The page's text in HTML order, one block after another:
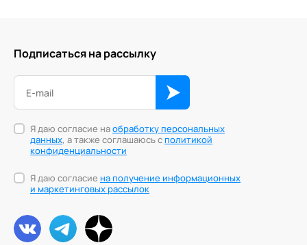
Подписаться на рассылку
Я даю согласие наобработку персональных
данных, а также соглашаюсь сполитикой
конфиденциальности
Я даю согласие на получение информационных
и маркетинговых рассылок